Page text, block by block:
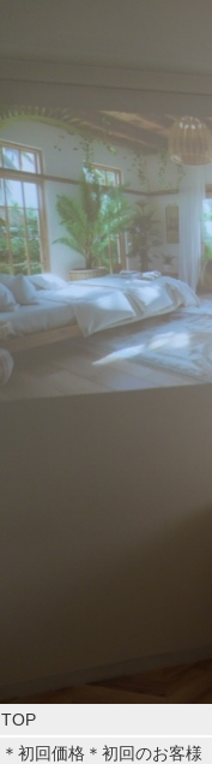
TOP
＊初回価格＊初回のお客様